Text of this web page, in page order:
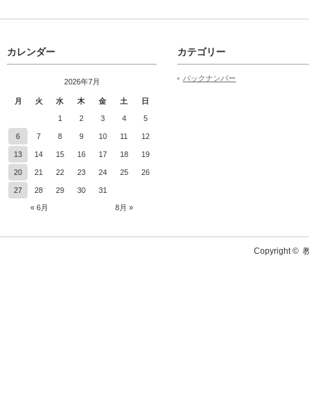
カレンダー
2026年7月
月 火 水 木 金 土 日
« 6月 8月 »
1 2 3 4 5
6 7 8 9 10 11 12
13 14 15 16 17 18 19
20 21 22 23 24 25 26
27 28 29 30 31
カテゴリー
バックナンバー
Copyright ©